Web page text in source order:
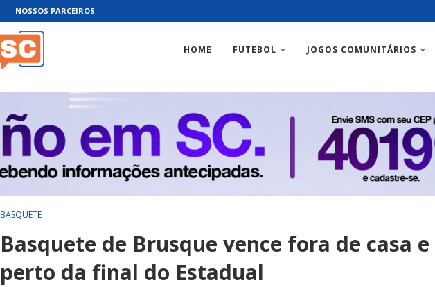
NOSSOS PARCEIROS
HOME FUTEBOL JOGOS COMUNITÁRIOS
BASQUETE
Basquete de Brusque vence fora de casa
perto da final do Estadual